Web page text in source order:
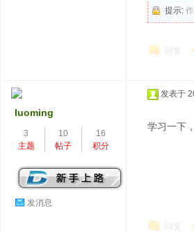
提示:
回复
luoming
3
主题
10
帖子
16
积分
发消息
发表于
学习一下
回复